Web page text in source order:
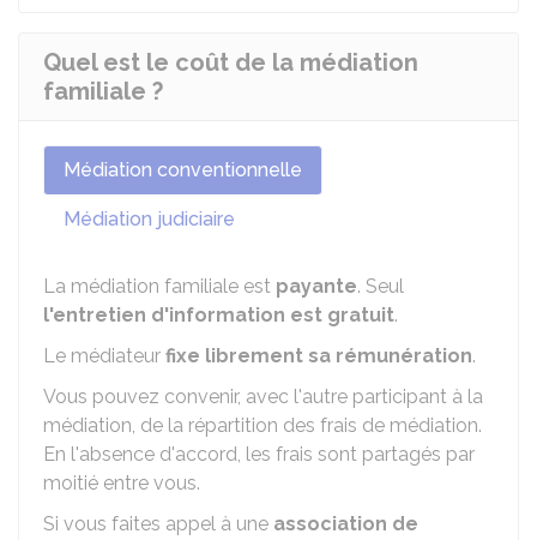
Quel est le coût de la médiation
familiale ?
Médiation conventionnelle
Médiation judiciaire
La médiation familiale est payante. Seul
l'entretien d'information est gratuit.
Le médiateur fixe librement sa rémunération.
Vous pouvez convenir, avec l'autre participant à la
médiation, de la répartition des frais de médiation.
En l'absence d'accord, les frais sont partagés par
moitié entre vous.
Si vous faites appel à une association de